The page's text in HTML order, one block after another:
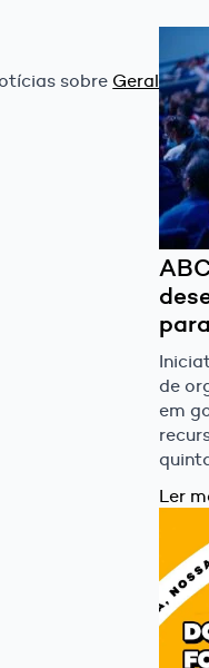
sobre Geral
de
em
Ler